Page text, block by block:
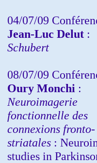
04/07/09
Jean-Luc Delut :
Schubert
08/07/09
Oury Monchi :
Neuroimagerie
fonctionnelle des
connexions fronto-
striatales :
studies in